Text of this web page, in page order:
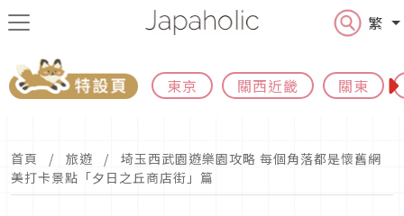
繁
東京 關西近畿 關東
首頁 旅遊
埼玉西武園遊樂園攻略 每個角落都是懷舊網
美打卡景點「夕日之丘商店街」篇